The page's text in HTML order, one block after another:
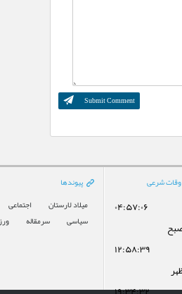
شرعی
۰۴:۵۷:۰۶
۱۲:۵۸:۳۹
پیوندها
میلاد لارستان
اجتماعی
سیاسی
سرمقاله